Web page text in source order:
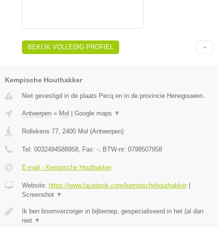
BEKIJK VOLLEDIG PROFIEL
Kempische Houthakker
Niet gevestigd in de plaats Pecq en in de provincie Henegouwen.
Antwerpen » Mol Google maps ▼
Rollekens 77, 2400 Mol (Antwerpen)
Tel: 0032494588958, Fax: -, BTW-nr: 0798507958
E-mail › Kempische Houthakker
Website: https://www.facebook.com/kempischehouthakker|
Screenshot ▼
Ik ben boomverzorger in bijberoep, gespecialiseerd in het (al dan
niet ▼